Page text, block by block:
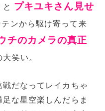
プキユキさん見せ
ンから駆け寄って来
チのカメラの真正
笑い。
だなってレイカちゃ
な星空楽しんだらま